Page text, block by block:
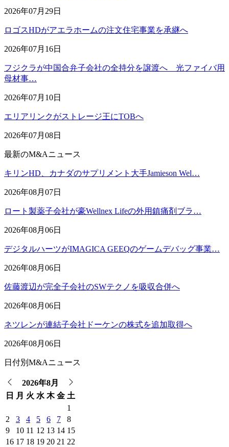
2026年07月29日
ロゴスHDがアエラホームの注文住宅事業を承継へ
2026年07月16日
フジクラが中国合弁子会社の全持分を譲渡へ 光ファイバ用
母材事…
2026年07月10日
エリアリンクがストレージ王にTOBへ
2026年07月08日
最新のM&Aニュース
キリンHD、カナダのサプリメント大手Jamieson Wel…
2026年08月07日
ロート製薬子会社が豪Wellnex Lifeの外用鎮痛剤ブラ…
2026年08月06日
デジタルハーツがIMAGICA GEEQのゲームデバッグ事業…
2026年08月06日
佐藤渡辺が完全子会社のSWテクノを吸収合併へ
2026年08月06日
ネツレンが連結子会社ドーケンの株式を追加取得へ
2026年08月06日
日付別M&Aニュース
2026年8月
日
月 火 水 木 金 土
1
2
3 4 5 6 7
8
9
10 11 12 13 14 15
16 17 18 19 20 21 22